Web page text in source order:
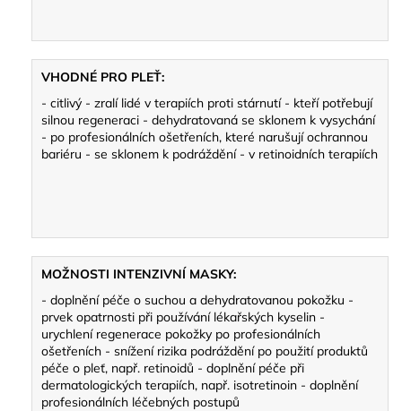
VHODNÉ PRO PLEŤ:
- citlivý - zralí lidé v terapiích proti stárnutí - kteří potřebují
silnou regeneraci - dehydratovaná se sklonem k vysychání
- po profesionálních ošetřeních, které narušují ochrannou
bariéru - se sklonem k podráždění - v retinoidních terapiích
MOŽNOSTI INTENZIVNÍ MASKY:
- doplnění péče o suchou a dehydratovanou pokožku -
prvek opatrnosti při používání lékařských kyselin -
urychlení regenerace pokožky po profesionálních
ošetřeních - snížení rizika podráždění po použití produktů
péče o pleť, např. retinoidů - doplnění péče při
dermatologických terapiích, např. isotretinoin - doplnění
profesionálních léčebných postupů